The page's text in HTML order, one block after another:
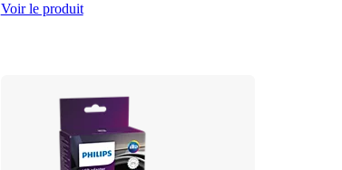
Voir le produit